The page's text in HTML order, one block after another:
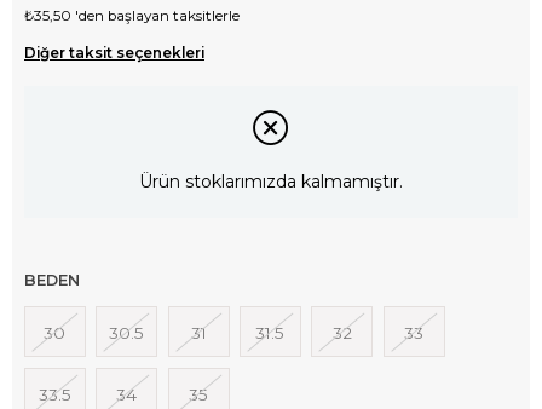
₺35,50 'den başlayan taksitlerle
Diğer taksit seçenekleri
Ürün stoklarımızda kalmamıştır.
BEDEN
30 30.5 31 31.5 32 33
33.5 34 35